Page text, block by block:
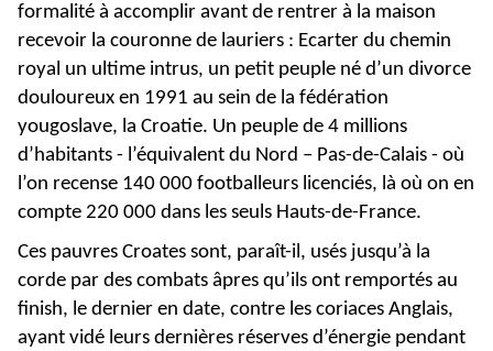
formalité à accomplir avant de rentrer à la maison
recevoir la couronne de lauriers : Ecarter du chemin
royal un ultime intrus, un petit peuple né d’un divorce
douloureux en 1991 au sein de la fédération
yougoslave, la Croatie. Un peuple de 4 millions
d’habitants - l’équivalent du Nord – Pas-de-Calais - où
l’on recense 140 000 footballeurs licenciés, là où on en
compte 220 000 dans les seuls Hauts-de-France.
Ces pauvres Croates sont, paraît-il, usés jusqu’à la
corde par des combats âpres qu’ils ont remportés au
finish, le dernier en date, contre les coriaces Anglais,
ayant vidé leurs dernières réserves d’énergie pendant